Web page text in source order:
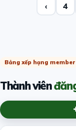
‹ 4
Bảng xếp hạng member
Thành viên